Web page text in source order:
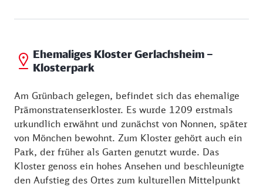
Ehemaliges Kloster Gerlachsheim –
Klosterpark
Am Grünbach gelegen, befindet sich das ehemalige
Prämonstratenserkloster. Es wurde 1209 erstmals
urkundlich erwähnt und zunächst von Nonnen, später
von Mönchen bewohnt. Zum Kloster gehört auch ein
Park, der früher als Garten genutzt wurde. Das
Kloster genoss ein hohes Ansehen und beschleunigte
den Aufstieg des Ortes zum kulturellen Mittelpunkt